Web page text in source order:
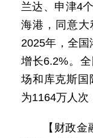
兰达、申津4
海港，同意大
2025年，全
增长6.2%。
场和库克斯国
为1164万人次
【财政